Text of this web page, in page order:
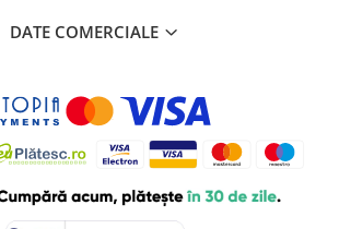
DATE COMERCIALE